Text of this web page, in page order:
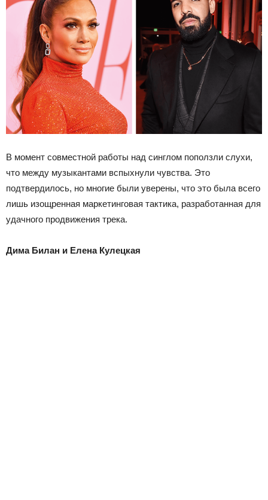
В момент совместной работы над синглом поползли слухи,
что между музыкантами вспыхнули чувства. Это
подтвердилось, но многие были уверены, что это была всего
лишь изощренная маркетинговая тактика, разработанная для
удачного продвижения трека.
Дима Билан и Елена Кулецкая